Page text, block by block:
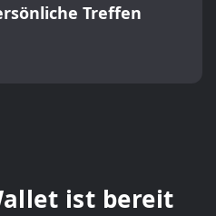
Treffen
ist bereit